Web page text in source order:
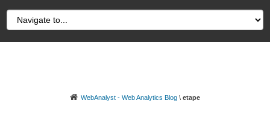
WebAnalyst - Web Analytics Blog \ etape